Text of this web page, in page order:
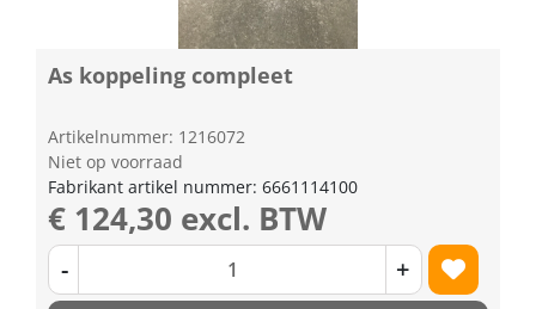
As koppeling compleet
Artikelnummer: 1216072
Niet op voorraad
Fabrikant artikel nummer: 6661114100
€ 124,30 excl. BTW
- +